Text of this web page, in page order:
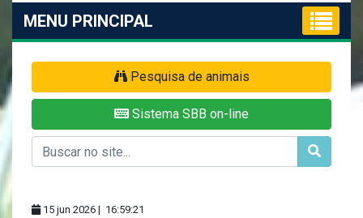
MENU PRINCIPAL
Pesquisa de animais
Sistema SBB on-line
15 jun 2026 | 16:59:21